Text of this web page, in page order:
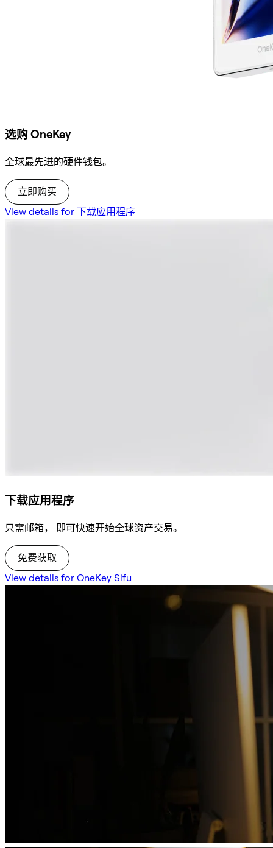
选购 OneKey
全球最先进的硬件钱包。
立即购买
View details for 下载应用程序
下载应用程序
只需邮箱， 即可快速开始全球资产交易。
免费获取
View details for OneKey Sifu